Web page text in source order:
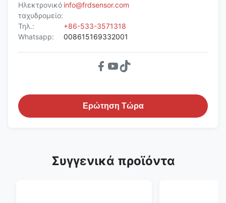
Ηλεκτρονικό
ταχυδρομείο:
info@frdsensor.com
Τηλ.:
+86-533-3571318
Whatsapp:
008615169332001
Ερώτηση Τώρα
Συγγενικά προϊόντα